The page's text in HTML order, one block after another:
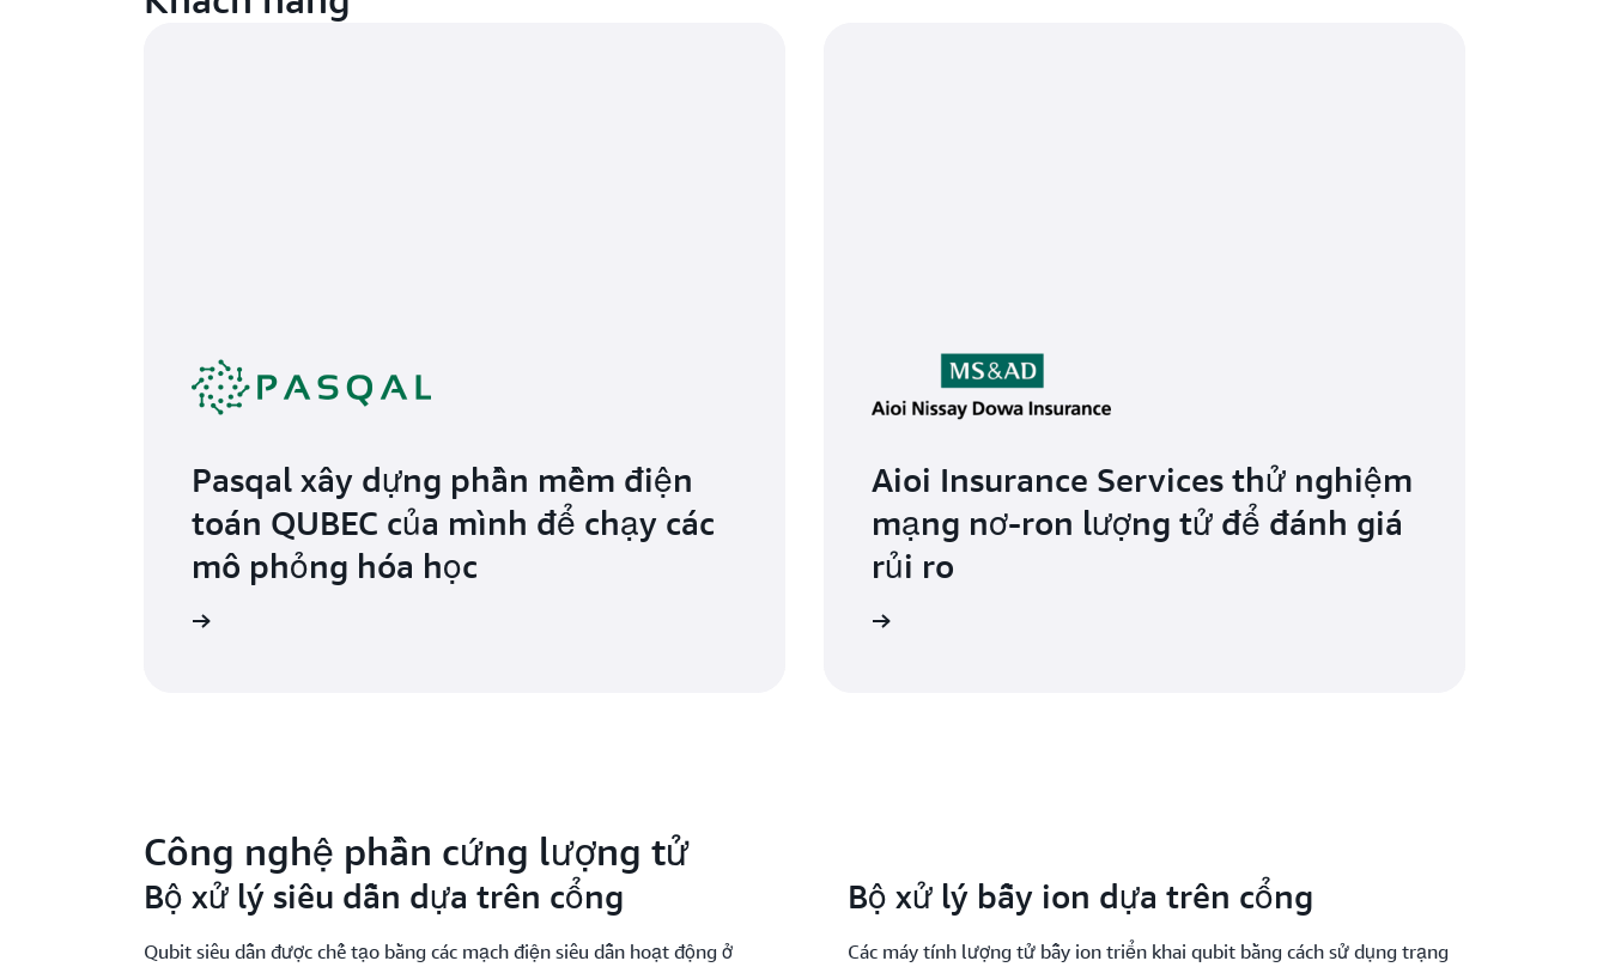
Pasqal xây dựng phần mềm điện
toán QUBEC của mình để chạy các
mô phỏng hóa học
Aioi Insurance Services thử nghiệm
mạng nơ-ron lượng tử để đánh giá
rủi ro
Công nghệ phần cứng lượng tử
Bộ xử lý siêu dẫn dựa trên cổng
Qubit siêu dẫn được chế tạo bằng các mạch điện siêu dẫn hoạt động ở
Bộ xử lý bẫy ion dựa trên cổng
Các máy tính lượng tử bẫy ion triển khai qubit bằng cách sử dụng trạng